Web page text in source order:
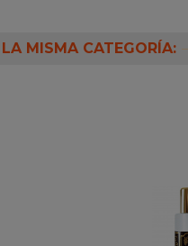
MISMA CATEGORÍA: